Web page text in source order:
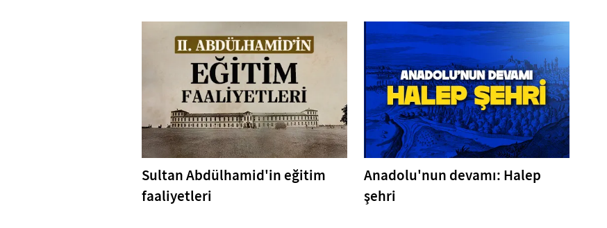
Sultan Abdülhamid'in eğitim
faaliyetleri
Anadolu'nun devamı: Halep
şehri